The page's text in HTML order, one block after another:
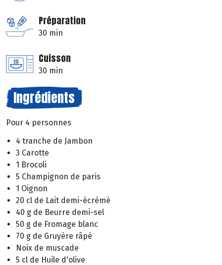
Préparation
30 min
Cuisson
30 min
Ingrédients
Pour 4 personnes
4 tranche de Jambon
3 Carotte
1 Brocoli
5 Champignon de paris
1 Oignon
20 cl de Lait demi-écrémé
40 g de Beurre demi-sel
50 g de Fromage blanc
70 g de Gruyère râpé
Noix de muscade
5 cl de Huile d'olive